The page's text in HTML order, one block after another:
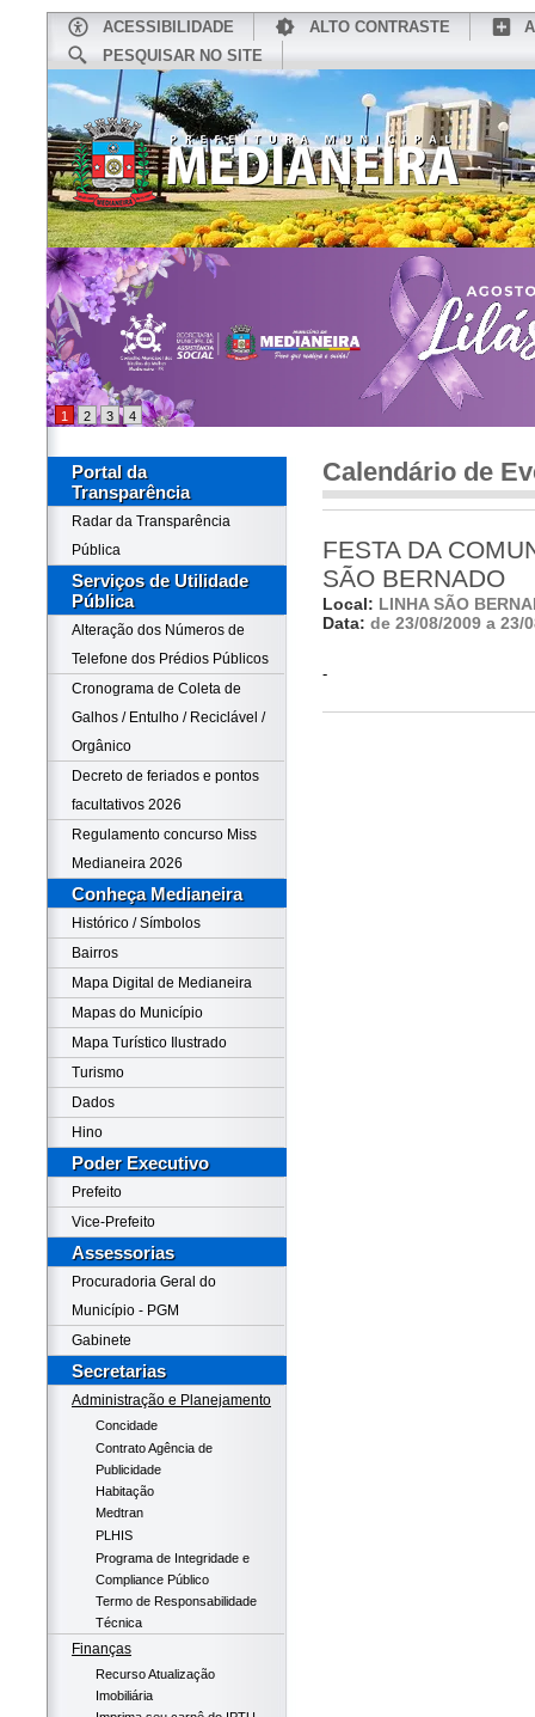
ACESSIBILIDADE ALTO CONTRASTE
PESQUISAR NO SITE
CONHEÇA MEDIANEIRA
1 2 3 4
Portal da
Transparência
Radar da Transparência
Pública
Serviços de Utilidade
Pública
Alteração dos Números de
Telefone dos Prédios Públicos
Cronograma de Coleta de
Galhos / Entulho / Reciclável /
Orgânico
Decreto de feriados e pontos
facultativos 2026
Regulamento concurso Miss
Medianeira 2026
Conheça Medianeira
Histórico / Símbolos
Bairros
Mapa Digital de Medianeira
Mapas do Município
Mapa Turístico Ilustrado
Turismo
Dados
Hino
Poder Executivo
Prefeito
Vice-Prefeito
Assessorias
Procuradoria Geral do
Município - PGM
Gabinete
Secretarias
Administração e Planejamento
Concidade
Contrato Agência de
Publicidade
Habitação
Medtran
PLHIS
Programa de Integridade e
Compliance Público
Termo de Responsabilidade
Técnica
Finanças
Recurso Atualização
Imobiliária
Calendário de
FESTA DA
SÃO BERNADO
Local: LINHA SÃO
Data: de 23/08/2009 a 23/
-